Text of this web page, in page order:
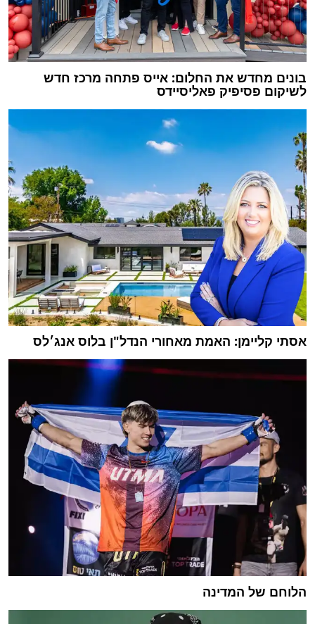
בונים מחדש את החלום: אייס פתחה מרכז חדש
לשיקום פסיפיק פאליסיידס
אסתי קליימן: האמת מאחורי הנדל"ן בלוס אנג׳לס
הלוחם של המדינה